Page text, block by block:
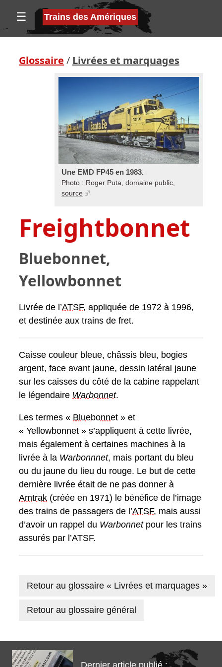
☰ Trains des Amériques
Glossaire / Livrées et marquages
Une EMD FP45 en 1983.
Photo : Roger Puta, domaine public,
source
Freightbonnet
Bluebonnet,
Yellowbonnet
Livrée de l’ATSF, appliquée de 1972 à 1996,
et destinée aux trains de fret.
Caisse couleur bleue, châssis bleu, bogies
argent, face avant jaune, dessin latéral jaune
sur les caisses du côté de la cabine rappelant
le légendaire Warbonnet.
Les termes « Bluebonnet » et
« Yellowbonnet » s’appliquent à cette livrée,
mais également à certaines machines à la
livrée à la Warbonnnet, mais portant du bleu
ou du jaune du lieu du rouge. Le but de cette
dernière livrée était de ne pas donner à
Amtrak (créée en 1971) le bénéfice de l’image
des trains de passagers de l’ATSF, mais aussi
d’avoir un rappel du Warbonnetpour les trains
assurés par l’ATSF.
Retour au glossaire « Livrées et marquages »
Retour au glossaire général
Dernier article publié :